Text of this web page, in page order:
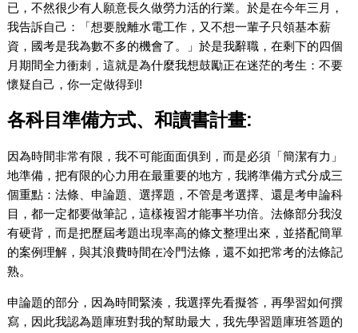
已，不然很少有人願意長久做勞力活的行業。於是在今年三月，
我告訴自己：「想要脫離水電工作，又不想一輩子只領基本薪
資，國考是我為數不多的機會了。」於是我辭職，在剩下的四個
月期間全力衝刺，這就是為什麼我想鼓勵正在迷茫的考生：不要
懷疑自己，你一定做得到!
各科目準備方式、和讀書計畫:
因為時間非常有限，我不可能面面俱到，而是必須「簡潔有力」
地準備，把有限的心力用在最重要的地方，我將準備方式分成三
個重點：法條、申論題、選擇題，不管是考選擇、還是考申論科
目，都一定都要做筆記，這樣複習才能事半功倍。法條部分我沒
有硬背，而是把歷屆考題出現率高的條文整理出來，並搭配簡單
的案例理解，與其浪費時間在冷門法條，還不如把常考的法條記
熟。
申論題的部分，因為時間緊湊，我選擇先看擬答，再學習如何撰
寫，因此我認為題庫班對我的幫助最大，我先學習題庫班答題的